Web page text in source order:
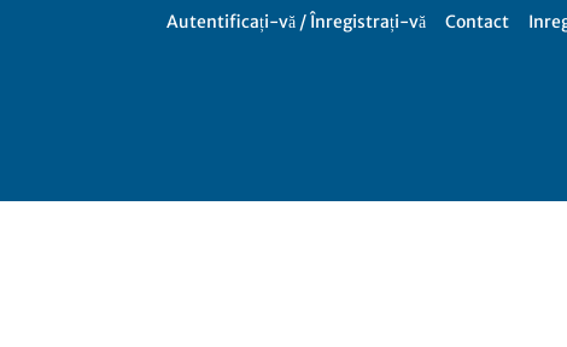
Autentificați-vă / Înregistrați-vă Contact